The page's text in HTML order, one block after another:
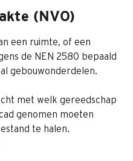
(NVO)
een ruimte, of een
de NEN 2580 bepaald
gebouwonderdelen.
met welk gereedschap
genomen moeten
te halen.